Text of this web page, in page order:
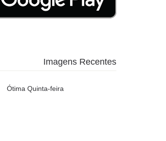
Imagens Recentes
Ótima Quinta-feira